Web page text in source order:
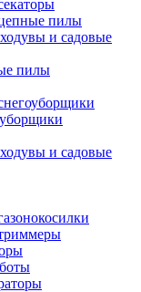
пилы
и садовые
пилы
и садовые